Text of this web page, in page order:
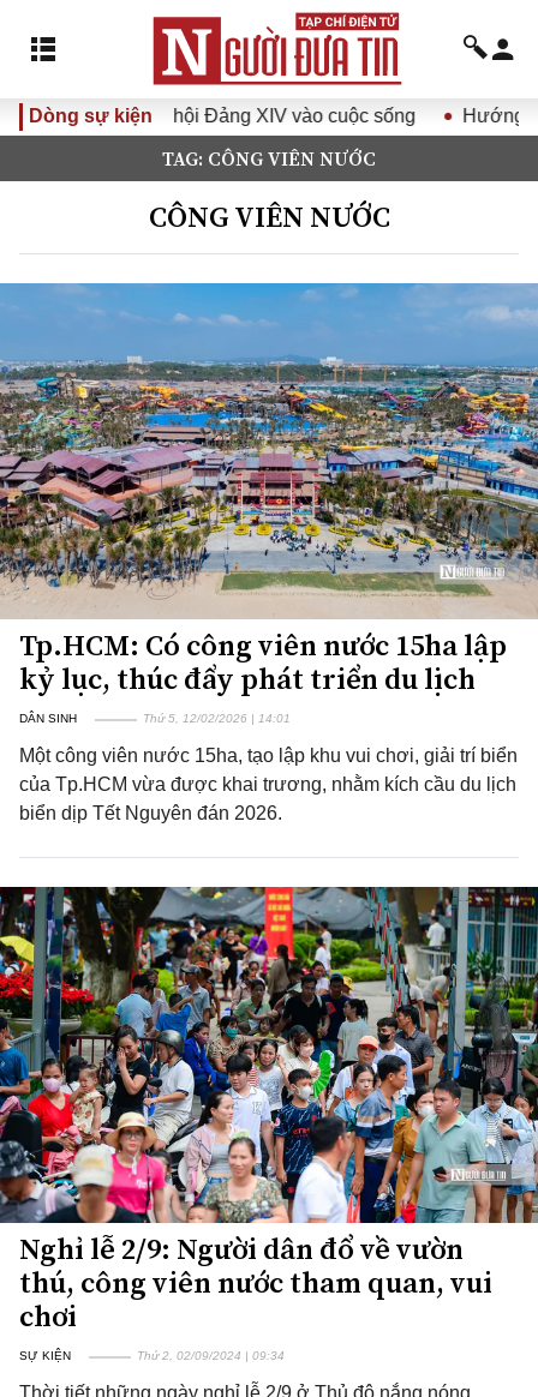
Dòng sự kiện
XIV vào cuộc sống Hướng tới Đại hội đại biểu
TAG: CÔNG VIÊN NƯỚC
CÔNG VIÊN NƯỚC
Tp.HCM: Có công viên nước 15ha lập
kỷ lục, thúc đẩy phát triển du lịch
DÂN SINH Thứ 5, 12/02/2026 | 14:01
Một công viên nước 15ha, tạo lập khu vui chơi, giải trí biển
của Tp.HCM vừa được khai trương, nhằm kích cầu du lịch
biển dịp Tết Nguyên đán 2026.
Nghỉ lễ 2/9: Người dân đổ về vườn
thú, công viên nước tham quan, vui
chơi
SỰ KIỆN Thứ 2, 02/09/2024 | 09:34
Thời tiết những ngày nghỉ lễ 2/9 ở Thủ đô nắng nóng